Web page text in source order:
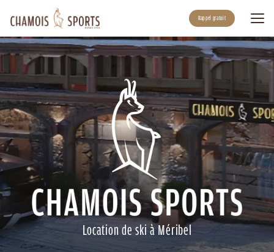
au
contenu
principal
Rappel gratuit
Location de ski à Méribel